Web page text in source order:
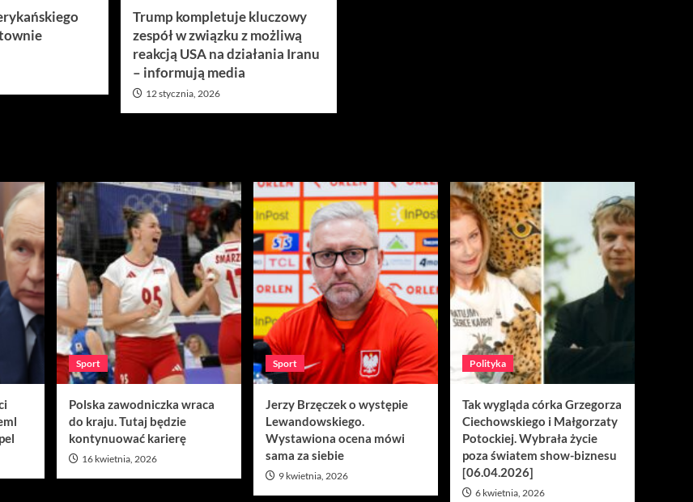
Trump kompletuje kluczowy
zespół w związku z możliwą
reakcją USA na działania Iranu
– informują media
12 stycznia, 2026
Sport
Polska zawodniczka wraca
do kraju. Tutaj będzie
kontynuować karierę
16 kwietnia, 2026
Sport
Jerzy Brzęczek o występie
Lewandowskiego.
Wystawiona ocena mówi
sama za siebie
9 kwietnia, 2026
Polityka
Tak wygląda córka Grzegorza
Ciechowskiego i Małgorzaty
Potockiej. Wybrała życie
poza światem show-biznesu
[06.04.2026]
6 kwietnia, 2026